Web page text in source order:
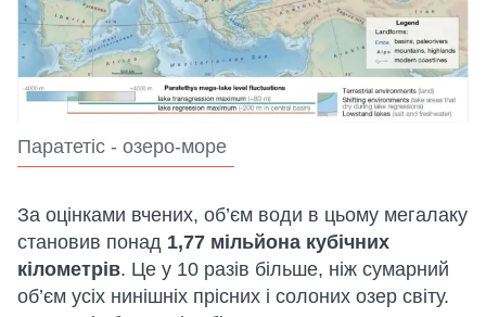
Паратетіс - озеро-море
За оцінками вчених, об’єм води в цьому мегалаку
становив понад 1,77 мільйона кубічних
кілометрів. Це у 10 разів більше, ніж сумарний
об’єм усіх нинішніх прісних і солоних озер світу.